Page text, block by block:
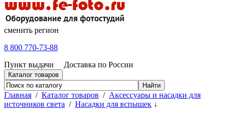
сменить регион
8 800 770-73-88
Пункт выдачи
Доставка по России
Каталог товаров
Главная / Каталог товаров / Аксессуары и насадки для
источников света / Насадки для вспышек ↓